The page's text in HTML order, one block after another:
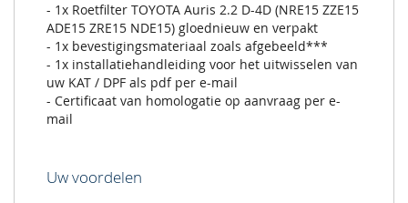
- 1x Roetfilter TOYOTA Auris 2.2 D-4D (NRE15 ZZE15
ADE15 ZRE15 NDE15) gloednieuw en verpakt
- 1x bevestigingsmateriaal zoals afgebeeld***
- 1x installatiehandleiding voor het uitwisselen van
uw KAT / DPF als pdf per e-mail
- Certificaat van homologatie op aanvraag per e-
mail
Uw voordelen